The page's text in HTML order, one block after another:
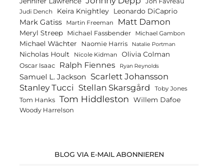
Judi Dench Keira Knightley Leonardo DiCaprio
Mark Gatiss Martin Freeman Matt Damon
Meryl Streep Michael Fassbender Michael Gambon
Michael Wächter Naomie Harris Natalie Portman
Nicholas Hoult Nicole Kidman Olivia Colman
Oscar Isaac Ralph Fiennes Ryan Reynolds
Samuel L. Jackson Scarlett Johansson
Stanley Tucci Stellan Skarsgård Toby Jones
Tom Hanks Tom Hiddleston Willem Dafoe
Woody Harrelson
BLOG VIA E-MAIL ABONNIEREN